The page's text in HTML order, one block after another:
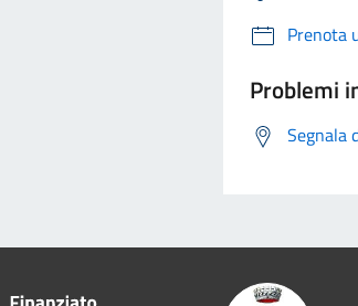
Prenota
Problemi
Segnala